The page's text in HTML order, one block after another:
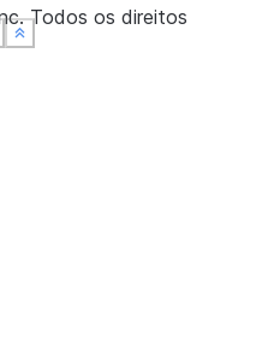
Show less
more
Show less
more
Show less
more
Todos os direitos